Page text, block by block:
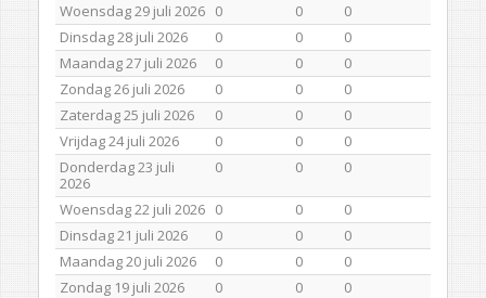
Woensdag 29 juli 2026 0 0
0
Dinsdag 28 juli 2026
0 0
0
Maandag 27 juli 2026
0 0
0
Zondag 26 juli 2026
0 0
0
Zaterdag 25 juli 2026
0 0
0
Vrijdag 24 juli 2026
0 0
0
Donderdag 23 juli
2026
0 0 0
Woensdag 22 juli 2026 0 0
0
Dinsdag 21 juli 2026
0 0
0
Maandag 20 juli 2026
0 0
0
Zondag 19 juli 2026
0 0
0